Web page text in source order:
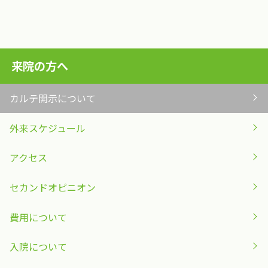
来院の方へ
カルテ開示について
外来スケジュール
アクセス
セカンドオピニオン
費用について
入院について